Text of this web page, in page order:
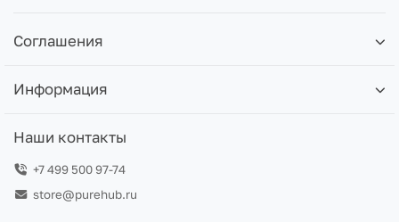
Соглашения
Информация
Наши контакты
+7 499 500 97-74
store@purehub.ru